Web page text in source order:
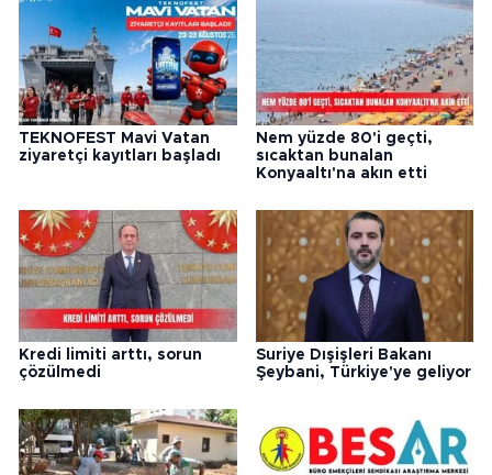
TEKNOFEST Mavi Vatan
ziyaretçi kayıtları başladı
Nem yüzde 80'i geçti,
sıcaktan bunalan
Konyaaltı'na akın etti
Kredi limiti arttı, sorun
çözülmedi
Suriye Dışişleri Bakanı
Şeybani, Türkiye'ye geliyor